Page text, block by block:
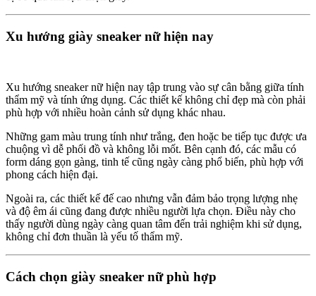
Xu hướng giày sneaker nữ hiện nay
Xu hướng sneaker nữ hiện nay tập trung vào sự cân bằng giữa tính
thẩm mỹ và tính ứng dụng. Các thiết kế không chỉ đẹp mà còn phải
phù hợp với nhiều hoàn cảnh sử dụng khác nhau.
Những gam màu trung tính như trắng, đen hoặc be tiếp tục được ưa
chuộng vì dễ phối đồ và không lỗi mốt. Bên cạnh đó, các mẫu có
form dáng gọn gàng, tinh tế cũng ngày càng phổ biến, phù hợp với
phong cách hiện đại.
Ngoài ra, các thiết kế đế cao nhưng vẫn đảm bảo trọng lượng nhẹ
và độ êm ái cũng đang được nhiều người lựa chọn. Điều này cho
thấy người dùng ngày càng quan tâm đến trải nghiệm khi sử dụng,
không chỉ đơn thuần là yếu tố thẩm mỹ.
Cách chọn giày sneaker nữ phù hợp